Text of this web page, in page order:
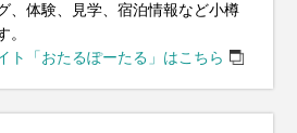
、体験、見学、宿泊情報など小樽
。
ト「おたるぽーたる」はこちら